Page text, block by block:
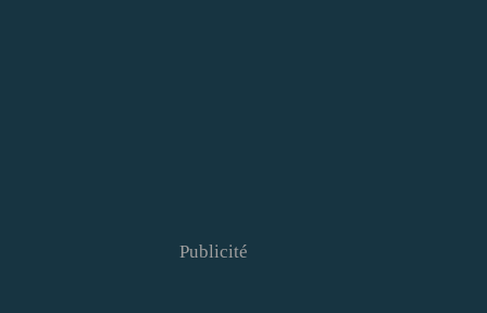
Publicité